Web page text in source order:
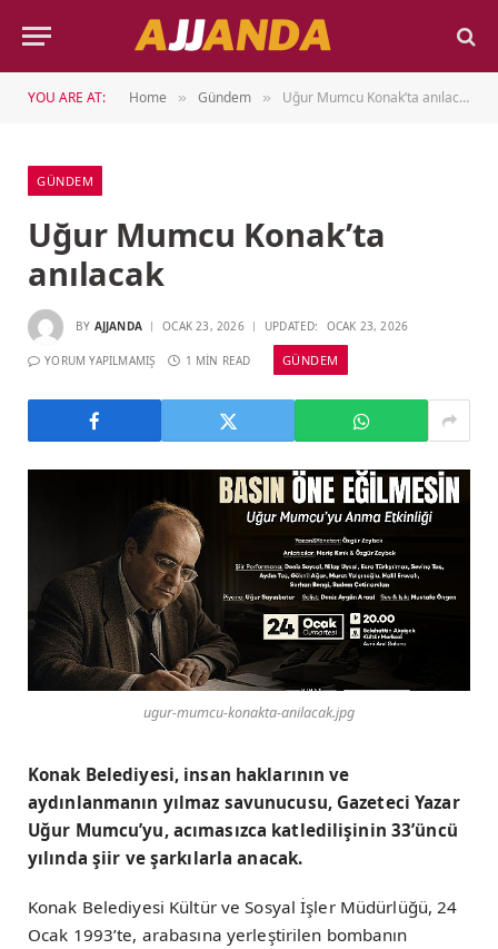
YOU ARE AT: Home » Gündem » Uğur Mumcu Konak’ta anılacak
GÜNDEM
Uğur Mumcu Konak’ta
anılacak
BY AJJANDA OCAK 23, 2026 UPDATED: OCAK 23, 2026
YORUM YAPILMAMIŞ 1 MIN READ GÜNDEM
ugur-mumcu-konakta-anilacak.jpg
Konak Belediyesi, insan haklarının ve
aydınlanmanın yılmaz savunucusu, Gazeteci Yazar
Uğur Mumcu’yu, acımasızca katledilişinin 33’üncü
yılında şiir ve şarkılarla anacak.
Konak Belediyesi Kültür ve Sosyal İşler Müdürlüğü, 24
Ocak 1993’te, arabasına yerleştirilen bombanın